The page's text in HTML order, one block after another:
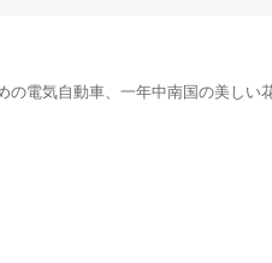
電気自動車、一年中南国の美しい